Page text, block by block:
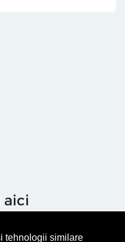
tehnologii similare
aici